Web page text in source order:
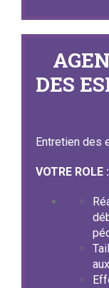
DES
Entretien des
VOTRE ROLE :